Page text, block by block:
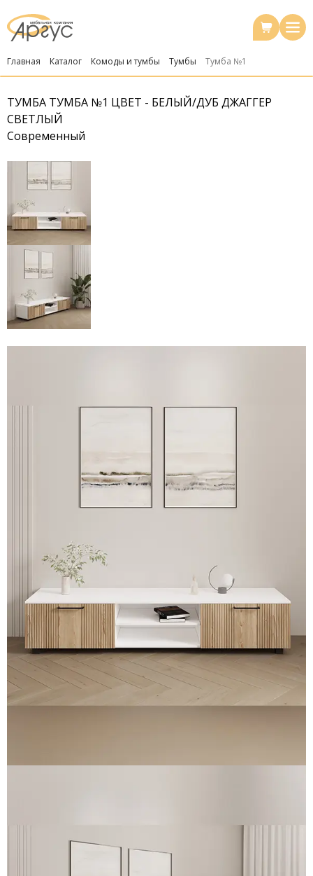
Главная Каталог Комоды и тумбы Тумбы Тумба №1
ТУМБА ТУМБА №1 ЦВЕТ - БЕЛЫЙ/ДУБ ДЖАГГЕР
СВЕТЛЫЙ
Современный